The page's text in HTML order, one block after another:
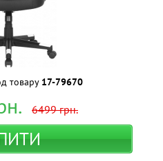
товару 17-79670
6499грн.